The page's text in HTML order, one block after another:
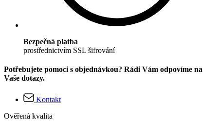
Bezpečná platba
prostřednictvím SSL šifrování
Potřebujete pomoci s objednávkou? Rádi Vám odpovíme na
Vaše dotazy.
Kontakt
Ověřená kvalita